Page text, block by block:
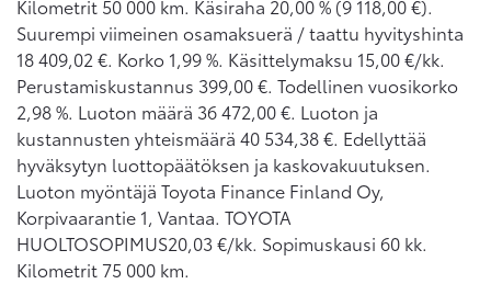
Kilometrit 50 000 km. Käsiraha 20,00 % (9 118,00 €).
Suurempi viimeinen osamaksuerä / taattu hyvityshinta
18 409,02 €. Korko 1,99 %. Käsittelymaksu 15,00 €/kk.
Perustamiskustannus 399,00 €. Todellinen vuosikorko
2,98 %. Luoton määrä 36 472,00 €. Luoton ja
kustannusten yhteismäärä 40 534,38 €. Edellyttää
hyväksytyn luottopäätöksen ja kaskovakuutuksen.
Luoton myöntäjä Toyota Finance Finland Oy,
Korpivaarantie 1, Vantaa. TOYOTA
HUOLTOSOPIMUS20,03 €/kk. Sopimuskausi 60 kk.
Kilometrit 75 000 km.